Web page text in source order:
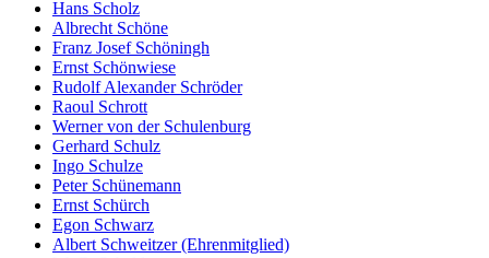
Hans Scholz
Albrecht Schöne
Franz Josef Schöningh
Ernst Schönwiese
Rudolf Alexander Schröder
Raoul Schrott
Werner von der Schulenburg
Gerhard Schulz
Ingo Schulze
Peter Schünemann
Ernst Schürch
Egon Schwarz
Albert Schweitzer (Ehrenmitglied)